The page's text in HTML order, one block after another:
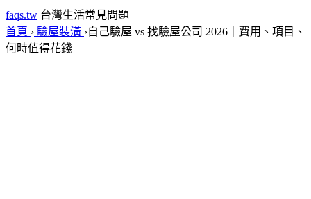
faqs.tw 台灣生活常見問題
首頁 › 驗屋裝潢 ›自己驗屋 vs 找驗屋公司 2026｜費用、項目、
何時值得花錢